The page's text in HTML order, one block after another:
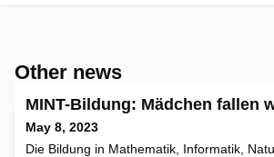
Other news
MINT-Bildung: Mädchen fallen
May 8, 2023
Die Bildung in Mathematik, Informatik,